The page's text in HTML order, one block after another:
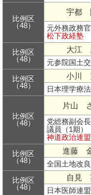
比例区
（48）
宇都
元外務政務
松下政経塾
比例区
（48）
大江
元参院国土
比例区
（48）
小川
日本理学療
比例区
（48）
片山
党総務副会
議員（1期）
神道政治連
比例区
（48）
進藤
全国土地改
比例区
（48）
自見
日本医師連